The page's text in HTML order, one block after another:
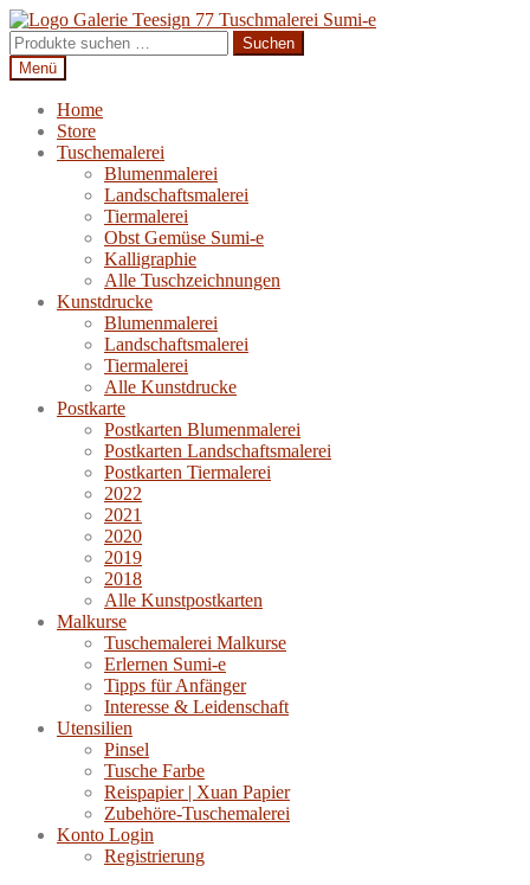
Zur
Navigation
springen
Zum
Inhalt
springen
Suchen
nach:
Suchen
Menü
Home
Store
Tuschemalerei
Blumenmalerei
Landschaftsmalerei
Tiermalerei
Obst Gemüse Sumi-e
Kalligraphie
Alle Tuschzeichnungen
Kunstdrucke
Blumenmalerei
Landschaftsmalerei
Tiermalerei
Alle Kunstdrucke
Postkarte
Postkarten Blumenmalerei
Postkarten Landschaftsmalerei
Postkarten Tiermalerei
2022
2021
2020
2019
2018
Alle Kunstpostkarten
Malkurse
Tuschemalerei Malkurse
Erlernen Sumi-e
Tipps für Anfänger
Interesse & Leidenschaft
Utensilien
Pinsel
Tusche Farbe
Reispapier | Xuan Papier
Zubehöre-Tuschemalerei
Konto Login
Registrierung